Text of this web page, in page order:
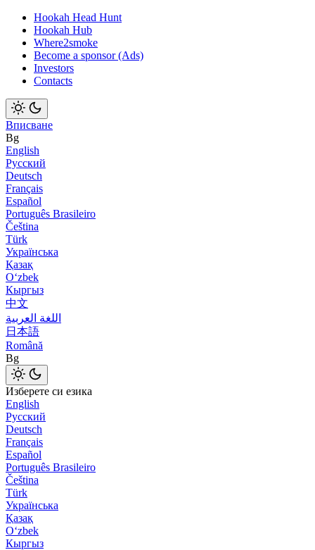
Hookah Head Hunt
Hookah Hub
Where2smoke
Become a sponsor (Ads)
Investors
Contacts
Вписване
Bg
English
Русский
Deutsch
Français
Español
Português Brasileiro
Čeština
Türk
Українська
Қазақ
Оʻzbek
Кыргыз
中文
اللغة العربية
日本語
Română
Bg
Изберете си езика
English
Русский
Deutsch
Français
Español
Português Brasileiro
Čeština
Türk
Українська
Қазақ
Оʻzbek
Кыргыз